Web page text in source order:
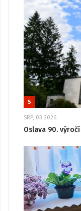
5
SRP, 03 2026
Oslava 90.